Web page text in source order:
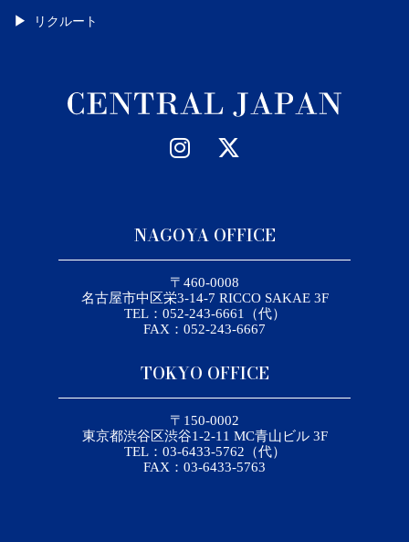
リクルート
NAGOYA OFFICE
〒460-0008
名古屋市中区栄3-14-7 RICCO SAKAE 3F
TEL：052-243-6661（代）
FAX：052-243-6667
TOKYO OFFICE
〒150-0002
東京都渋谷区渋谷1-2-11 MC青山ビル 3F
TEL：03-6433-5762（代）
FAX：03-6433-5763